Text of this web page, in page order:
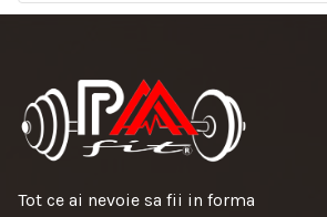
Tot ce ai nevoie sa fii in forma